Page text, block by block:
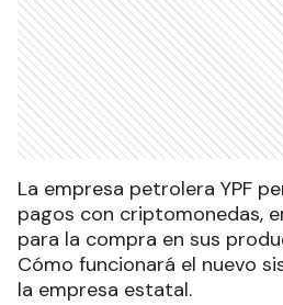
La empresa petrolera YPF
pagos con criptomonedas,
para la compra en sus
Cómo funcionará el nuevo
la empresa estatal.